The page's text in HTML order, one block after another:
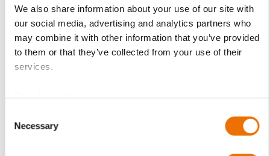
We also share information about your use of our site with
our social media, advertising and analytics partners who
may combine it with other information that you’ve provided
to them or that they’ve collected from your use of their
services.
Selection
Necessary
EZLB
LB - kreiszylindrische Bohrung
mit Bundanlaufflächen
C10 / C15
(1.0301 / 1.0401)
(montiert)
EZLB 9-80